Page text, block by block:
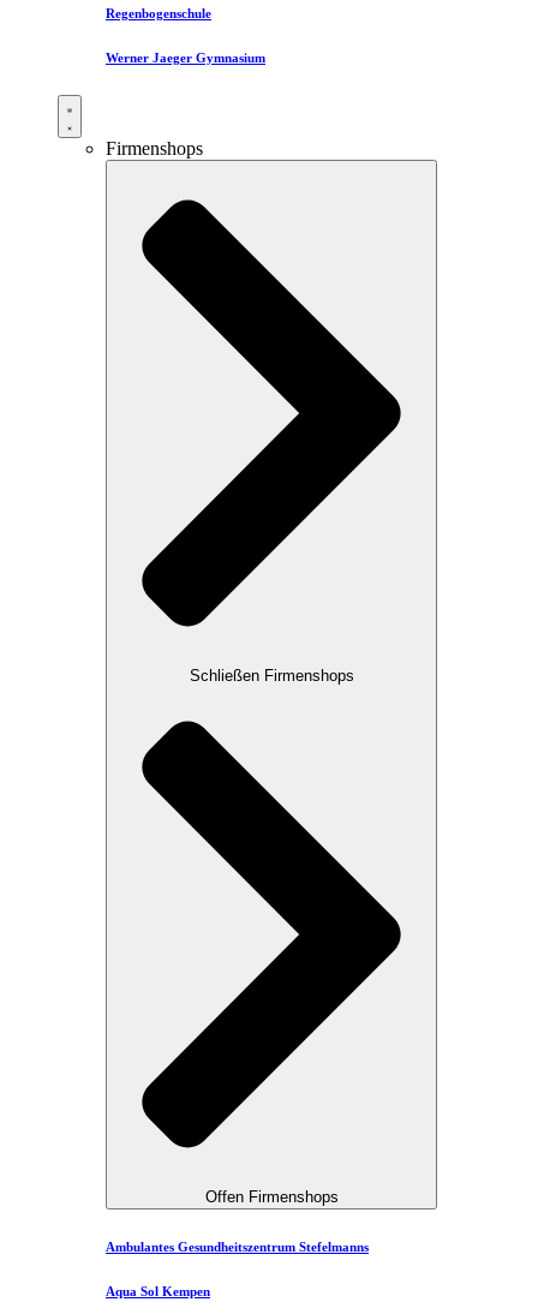
Regenbogenschule
Werner Jaeger Gymnasium
Firmenshops
Schließen Firmenshops
Offen Firmenshops
Ambulantes Gesundheitszentrum Stefelmanns
Aqua Sol Kempen